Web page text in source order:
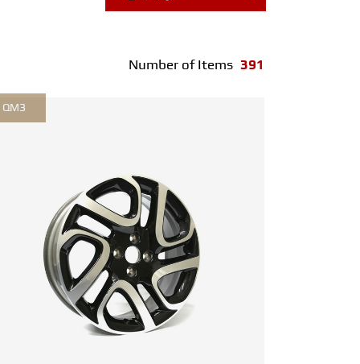
Number of Items 391
QM3